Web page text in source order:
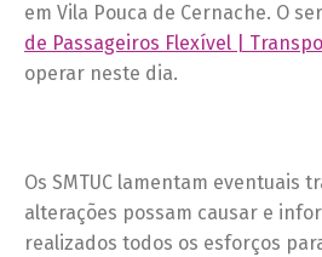
em Vila Pouca de Cernache. O
de Passageiros Flexível |
operar neste dia.
Os SMTUC lamentam eventuais
alterações possam causar e
realizados todos os esforços